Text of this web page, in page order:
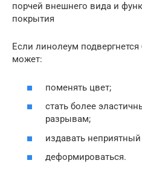
порчей внешнего вида и
покрытия
Если линолеум
может:
поменять цвет;
стать более
разрывам;
издавать
деформироваться.